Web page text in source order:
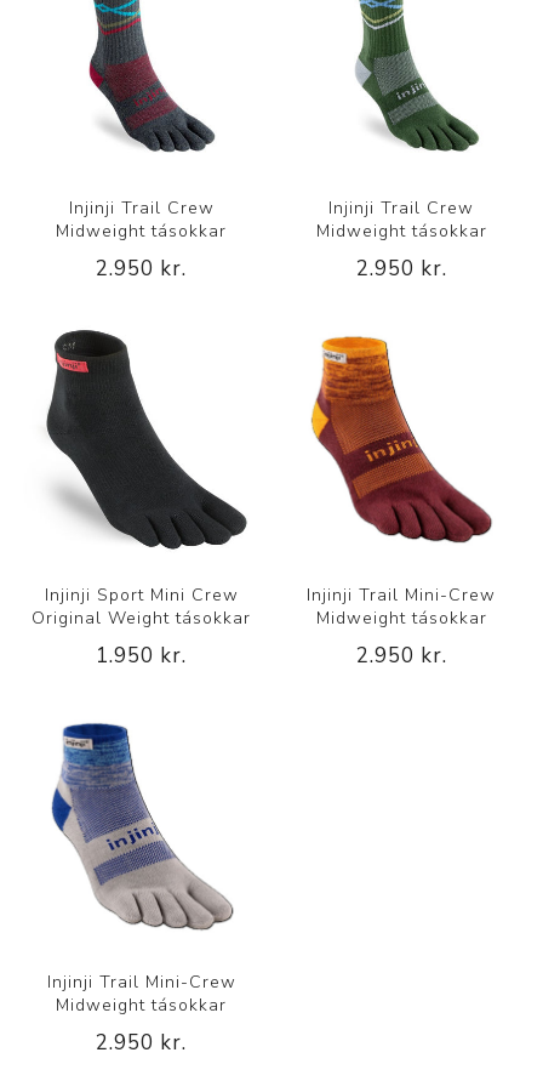
Injinji Trail Crew
Midweight tásokkar
2.950 kr.
Injinji Trail Crew
Midweight tásokkar
2.950 kr.
Injinji Sport Mini Crew
Original Weight tásokkar
1.950 kr.
Injinji Trail Mini-Crew
Midweight tásokkar
2.950 kr.
Injinji Trail Mini-Crew
Midweight tásokkar
2.950 kr.